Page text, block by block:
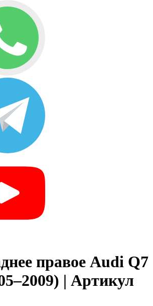
правое Audi Q7
| Артикул